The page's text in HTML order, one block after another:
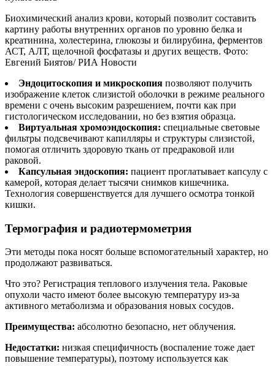
Биохимический анализ крови, который позволит составить
картину работы внутренних органов по уровню белка и
креатинина, холестерина, глюкозы и билирубина, ферментов
АСТ, АЛТ, щелочной фосфатазы и других веществ. Фото:
Евгений Биятов/ РИА Новости
Эндоцитоскопия и микроскопия позволяют получить
изображение клеток слизистой оболочки в режиме реального
времени с очень высоким разрешением, почти как при
гистологическом исследовании, но без взятия образца.
Виртуальная хромоэндоскопия: специальные световые
фильтры подсвечивают капилляры и структуры слизистой,
помогая отличить здоровую ткань от предраковой или
раковой.
Капсульная эндоскопия: пациент проглатывает капсулу с
камерой, которая делает тысячи снимков кишечника.
Технология совершенствуется для лучшего осмотра тонкой
кишки.
Термография и радиотермометрия
Эти методы пока носят больше вспомогательный характер, но
продолжают развиваться.
Что это? Регистрация теплового излучения тела. Раковые
опухоли часто имеют более высокую температуру из-за
активного метаболизма и образования новых сосудов.
Преимущества: абсолютно безопасно, нет облучения.
Недостатки: низкая специфичность (воспаление тоже дает
повышение температуры), поэтому используется как